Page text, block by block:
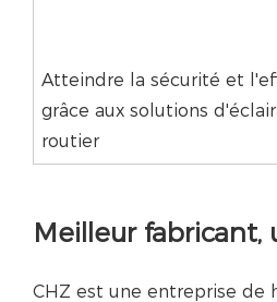
Atteindre la sécurité et
grâce aux solutions
routier
Meilleur fabricant,
CHZ est une entreprise de